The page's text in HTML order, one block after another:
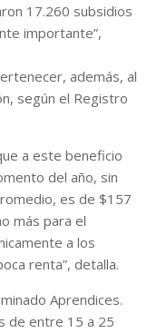
17.260 subsidios
importante”,
además, al
según el Registro
a este beneficio
del año, sin
es de $157
más para el
a los
renta”, detalla.
Aprendices.
de entre 15 a 25